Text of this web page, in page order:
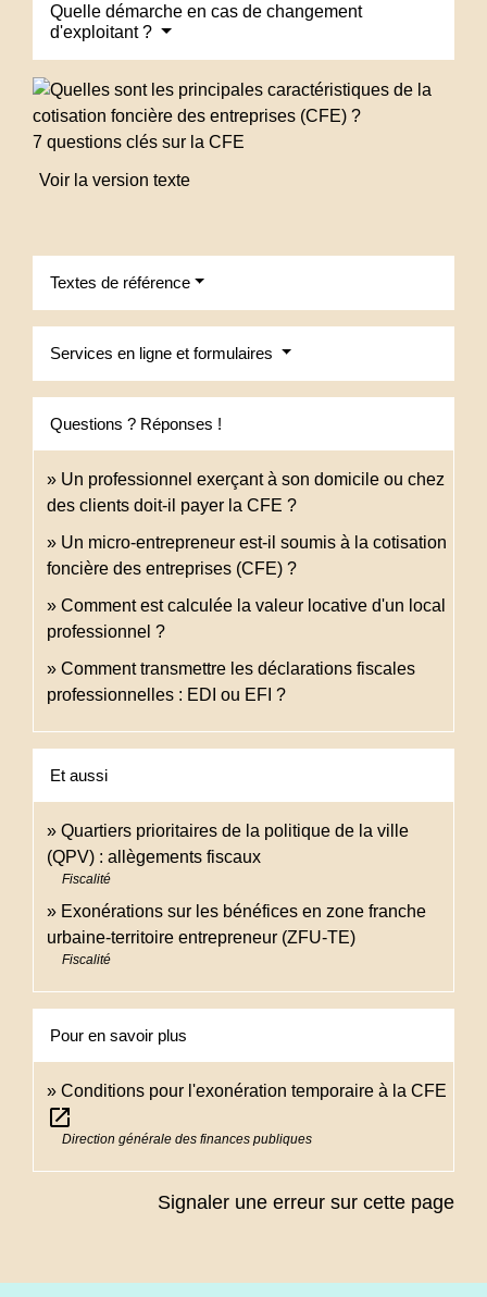
Quelle démarche en cas de changement
d'exploitant ?
7 questions clés sur la CFE
Voir la version texte
Textes de référence
Services en ligne et formulaires
Questions ? Réponses !
Un professionnel exerçant à son domicile ou chez
des clients doit-il payer la CFE ?
Un micro-entrepreneur est-il soumis à la cotisation
foncière des entreprises (CFE) ?
Comment est calculée la valeur locative d'un local
professionnel ?
Comment transmettre les déclarations fiscales
professionnelles : EDI ou EFI ?
Et aussi
Quartiers prioritaires de la politique de la ville
(QPV) : allègements fiscaux
Fiscalité
Exonérations sur les bénéfices en zone franche
urbaine-territoire entrepreneur (ZFU-TE)
Fiscalité
Pour en savoir plus
Conditions pour l'exonération temporaire à la CFE
open_in_new
Direction générale des finances publiques
Signaler une erreur sur cette page